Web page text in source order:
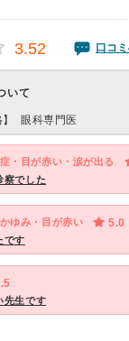
3.52 口コ
いて
眼科専門医
・目が赤い・涙が出る
察でした
ゆみ・目が赤い 5.0
です
先生です